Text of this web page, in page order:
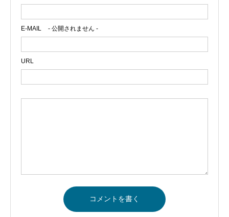
E-MAIL - 公開されません -
URL